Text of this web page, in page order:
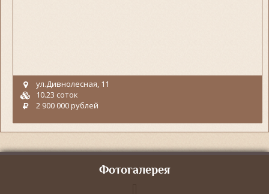
ул.Дивнолесная, 11
10.23 соток
2 900 000 рублей
Фотогалерея